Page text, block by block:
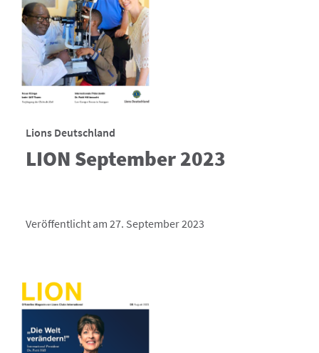
Lions Deutschland
LION September 2023
Veröffentlicht am 27. September 2023